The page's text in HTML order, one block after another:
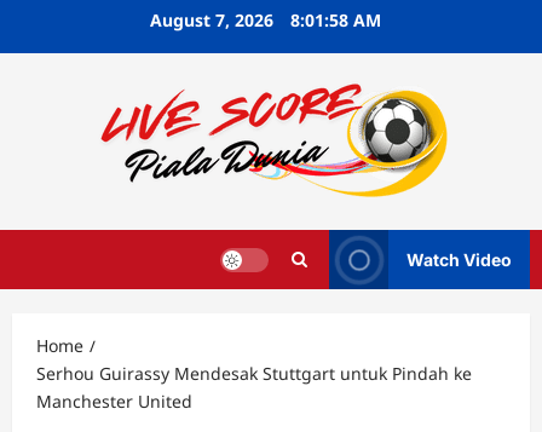
August 7, 2026 8:01:59 AM
Watch Video
Home
Serhou Guirassy Mendesak Stuttgart untuk Pindah ke
Manchester United